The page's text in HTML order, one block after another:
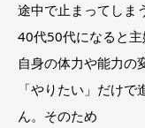
途中で止まってしま
40代50代になると
自身の体力や能力の
「やりたい」だけ
ん。そのため